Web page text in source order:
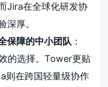
Jira在全球化研发协
深厚。
保障的中小团队 ：
的选择。Tower更贴
则在跨国轻量级协作